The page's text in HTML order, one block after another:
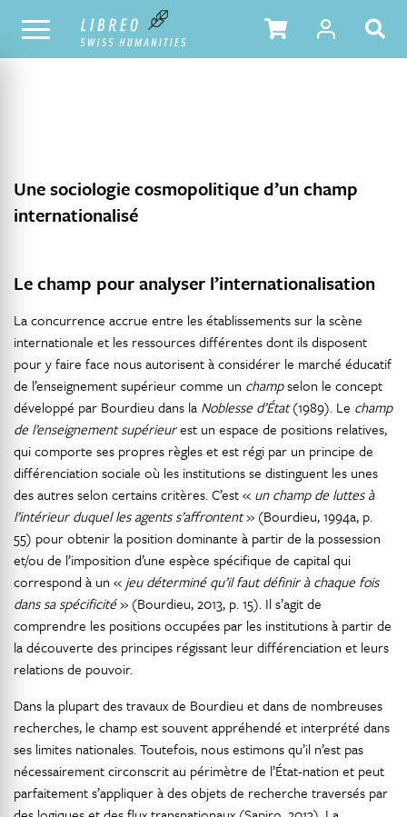
NOTRE CATALOGUE TABLE DES MATIÈRES
Une sociologie cosmopolitique d’un champ
internationalisé
Le champ pour analyser l’internationalisation
La concurrence accrue entre les établissements sur la scène
internationale et les ressources différentes dont ils disposent
pour y faire face nous autorisent à considérer le marché éducatif
de l’enseignement supérieur comme un champselon le concept
développé par Bourdieu dans la Noblesse d’État(1989). Le champ
de l’enseignement supérieurest un espace de positions relatives,
qui comporte ses propres règles et est régi par un principe de
différenciation sociale où les institutions se distinguent les unes
des autres selon certains critères. C’est « un champ de luttes à
l’intérieur duquel les agents s’affrontent» (Bourdieu, 1994a, p.
55) pour obtenir la position dominante à partir de la possession
et/ou de l’imposition d’une espèce spécifique de capital qui
correspond à un « jeu déterminé qu’il faut définir à chaque fois
dans sa spécificité» (Bourdieu, 2013, p. 15). Il s’agit de
comprendre les positions occupées par les institutions à partir de
la découverte des principes régissant leur différenciation et leurs
relations de pouvoir.
Dans la plupart des travaux de Bourdieu et dans de nombreuses
recherches, le champ est souvent appréhendé et interprété dans
ses limites nationales. Toutefois, nous estimons qu’il n’est pas
nécessairement circonscrit au périmètre de l’État-nation et peut
parfaitement s’appliquer à des objets de recherche traversés par